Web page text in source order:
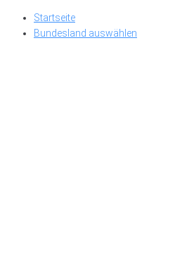
Skip
Startseite
Bundesland auswählen